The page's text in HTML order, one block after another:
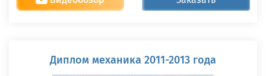
Диплом механика 2011-2013 года